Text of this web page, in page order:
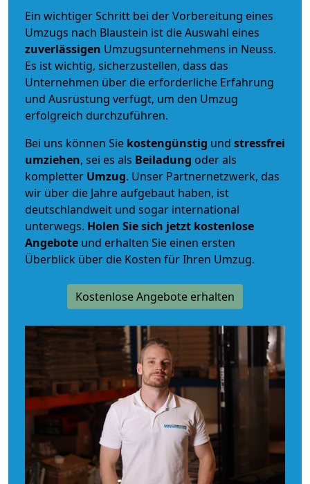
Ein wichtiger Schritt bei der Vorbereitung eines
Umzugs nach Blaustein ist die Auswahl eines
zuverlässigen Umzugsunternehmens in Neuss.
Es ist wichtig, sicherzustellen, dass das
Unternehmen über die erforderliche Erfahrung
und Ausrüstung verfügt, um den Umzug
erfolgreich durchzuführen.
Bei uns können Sie kostengünstig und stressfrei
umziehen, sei es als Beiladung oder als
kompletter Umzug. Unser Partnernetzwerk, das
wir über die Jahre aufgebaut haben, ist
deutschlandweit und sogar international
unterwegs. Holen Sie sich jetzt kostenlose
Angebote und erhalten Sie einen ersten
Überblick über die Kosten für Ihren Umzug.
Kostenlose Angebote erhalten